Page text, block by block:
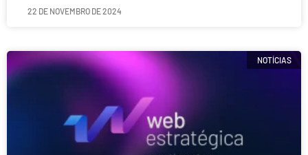
22 DE NOVEMBRO DE 2024
NOTÍCIAS